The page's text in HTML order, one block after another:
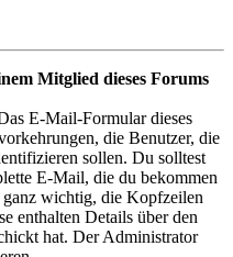
Mitglied dieses Forums
E-Mail-Formular dieses
die Benutzer, die
sollen. Du solltest
E-Mail, die du bekommen
wichtig, die Kopfzeilen
enthalten Details über den
hat. Der Administrator